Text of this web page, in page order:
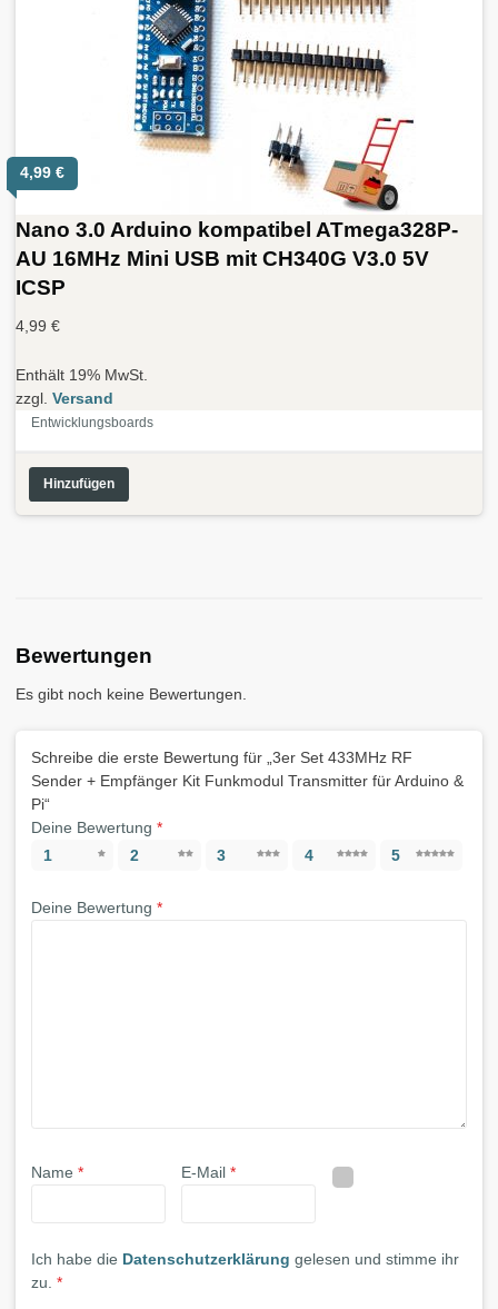
4,99 €
Nano 3.0 Arduino kompatibel ATmega328P-
AU 16MHz Mini USB mit CH340G V3.0 5V
ICSP
4,99 €
Enthält 19% MwSt.
zzgl. Versand
Entwicklungsboards
Hinzufügen
Bewertungen
Es gibt noch keine Bewertungen.
Schreibe die erste Bewertung für „3er Set 433MHz RF
Sender + Empfänger Kit Funkmodul Transmitter für Arduino &
Pi“
Deine Bewertung *
1
2 3 4 5
Deine Bewertung *
Name * E-Mail*
Ich habe die Datenschutzerklärung gelesen und stimme ihr
zu. *